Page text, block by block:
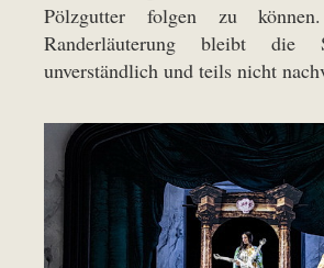
Pölzgutter folgen zu
Randerläuterung bleibt die
unverständlich und teils nicht